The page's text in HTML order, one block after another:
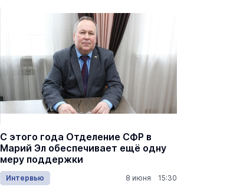
С этого года Отделение СФР в
Марий Эл обеспечивает ещё одну
меру поддержки
Интервью 8 июня 15:30